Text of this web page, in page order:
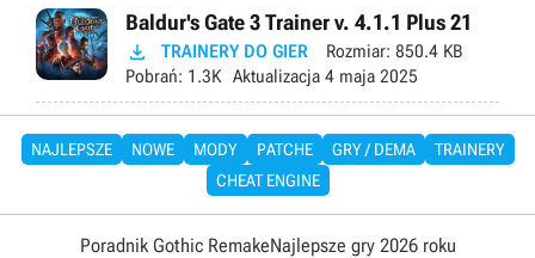
Baldur's Gate 3 Trainer v. 4.1.1 Plus 21
 TRAINERY DO GIER Rozmiar: 850.4 KB
Pobrań: 1.3K Aktualizacja 4 maja 2025
NAJLEPSZE NOWE MODY PATCHE GRY / DEMA
TRAINERY
CHEAT ENGINE
Poradnik Gothic RemakeNajlepsze gry 2026 roku